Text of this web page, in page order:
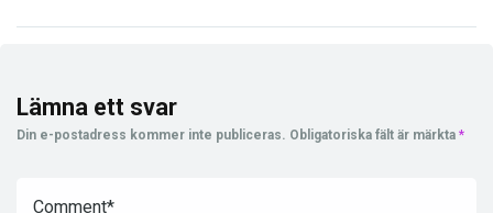
Lämna ett svar
Din e-postadress kommer inte publiceras. Obligatoriska fält är märkta *